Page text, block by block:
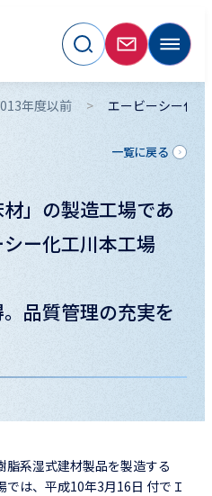
年度以前 エービーシー化
材」の製造工場であ
ー化工川本工場
品質管理の充実を
一覧に戻る
系湿式建材製品を製造する
は、平成10年3月16日 付でＩ